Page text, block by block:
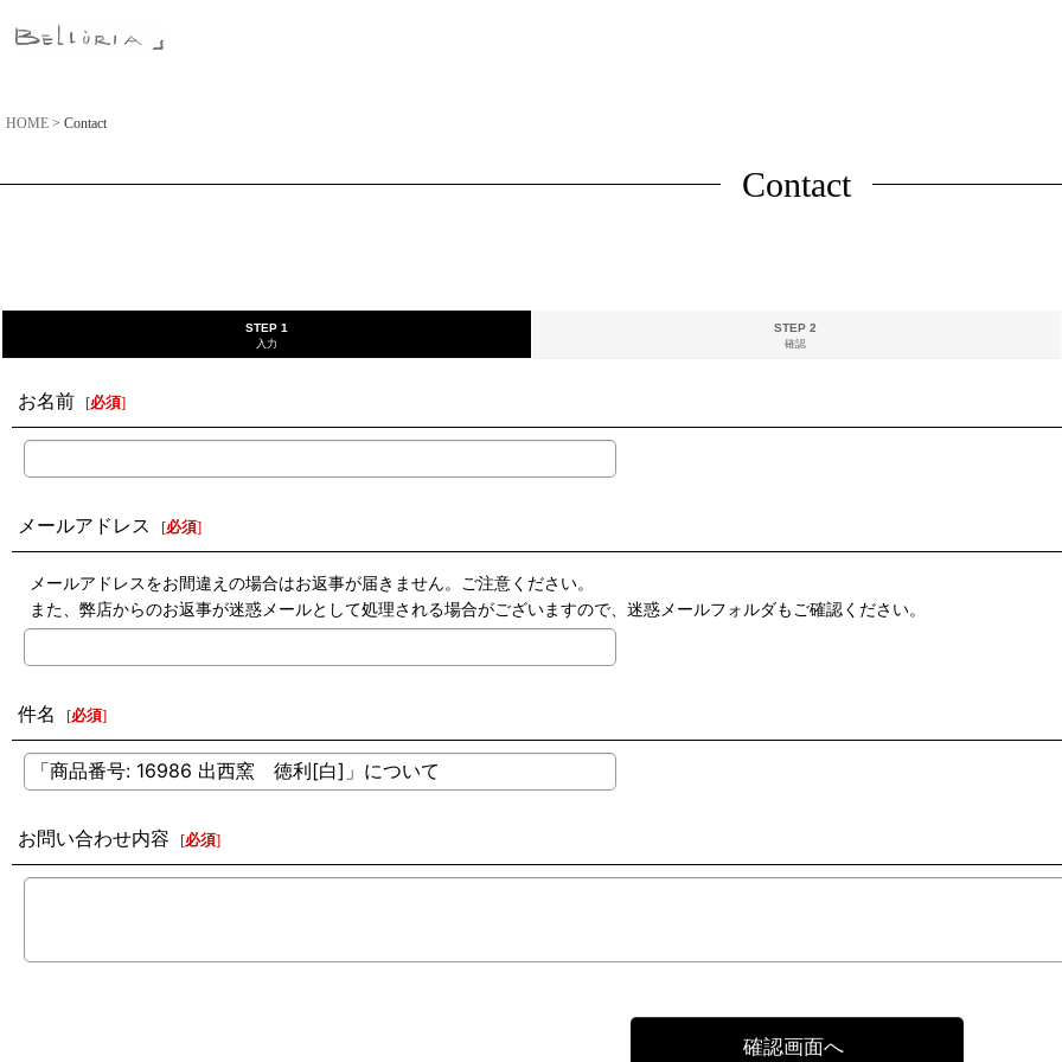
HOME > Contact
Contact
STEP 1
入力
STEP 2
確認
お名前 [必須]
メールアドレス [必須]
メールアドレスをお間違えの場合はお返事が届きません。ご注意ください。
また、弊店からのお返事が迷惑メールとして処理される場合がございますので、迷惑メールフォルダもご確認ください。
件名 [必須]
お問い合わせ内容 [必須]
確認画面へ